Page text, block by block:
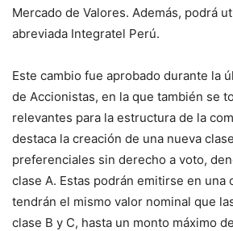
Mercado de Valores. Además, podrá
abreviada Integratel Perú.
Este cambio fue aprobado durante la
de Accionistas, en la que también se
relevantes para la estructura de la
destaca la creación de una nueva
preferenciales sin derecho a voto,
clase A. Estas podrán emitirse en una
tendrán el mismo valor nominal que
clase B y C, hasta un monto máximo